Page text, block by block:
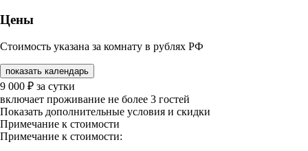
Цены
Стоимость указана за комнату в рублях РФ
показать календарь
9 000 ₽ за сутки
включает проживание не более 3 гостей
Показать дополнительные условия и скидки
Примечание к стоимости
Примечание к стоимости: